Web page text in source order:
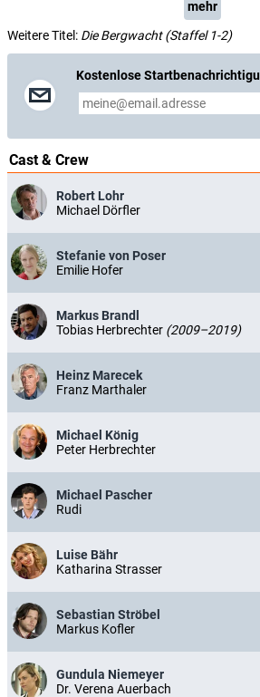
mehr
Weitere Titel: Die Bergwacht (Staffel 1-2)
Kostenlose
Cast & Crew
Robert Lohr
Michael Dörfler
Stefanie von Poser
Emilie Hofer
Markus Brandl
Tobias Herbrechter (2009–2019)
Heinz Marecek
Franz Marthaler
Michael König
Peter Herbrechter
Michael Pascher
Rudi
Luise Bähr
Katharina Strasser
Sebastian Ströbel
Markus Kofler
Gundula Niemeyer
Dr. Verena Auerbach